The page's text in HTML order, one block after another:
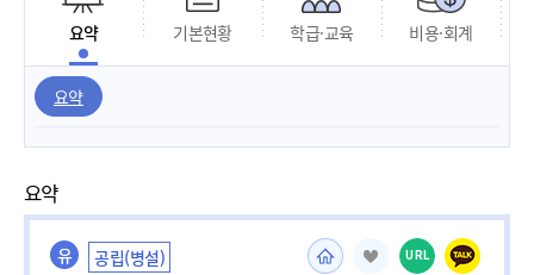
요약 기본현황 학급·교육 비용·회계
요약
요약
유 공립(병설) URL